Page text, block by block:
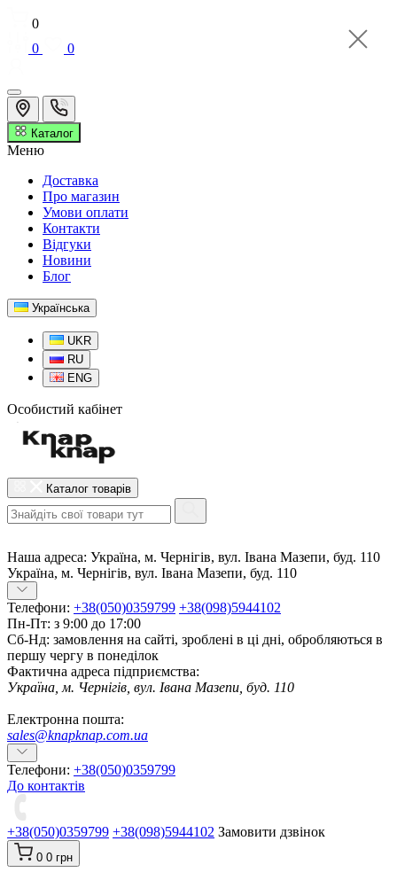
0
0
0
Каталог
Меню
Доставка
Про магазин
Умови оплати
Контакти
Відгуки
Новини
Блог
Українська
UKR
RU
ENG
Особистий кабінет
Каталог товарів
Наша адреса: Україна, м. Чернігів, вул. Івана Мазепи, буд. 110
Україна, м. Чернігів, вул. Івана Мазепи, буд. 110
Телефони: +38(050)0359799 +38(098)5944102
Пн-Пт: з 9:00 до 17:00
Сб-Нд: замовлення на сайті, зроблені в ці дні, обробляються в
першу чергу в понеділок
Фактична адреса підприємства:
Україна, м. Чернігів, вул. Івана Мазепи, буд. 110
Електронна пошта:
sales@knapknap.com.ua
Телефони: +38(050)0359799
До контактів
+38(050)0359799 +38(098)5944102 Замовити дзвінок
0 0 грн